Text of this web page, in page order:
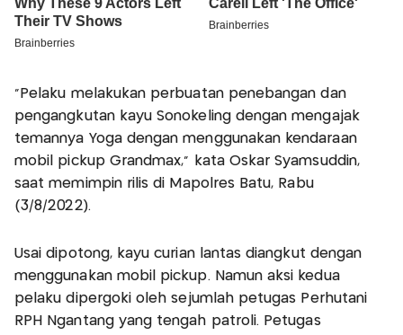
"Pelaku melakukan perbuatan penebangan dan
pengangkutan kayu Sonokeling dengan mengajak
temannya Yoga dengan menggunakan kendaraan
mobil pickup Grandmax," kata Oskar Syamsuddin,
saat memimpin rilis di Mapolres Batu, Rabu
(3/8/2022).
Usai dipotong, kayu curian lantas diangkut dengan
menggunakan mobil pickup. Namun aksi kedua
pelaku dipergoki oleh sejumlah petugas Perhutani
RPH Ngantang yang tengah patroli. Petugas